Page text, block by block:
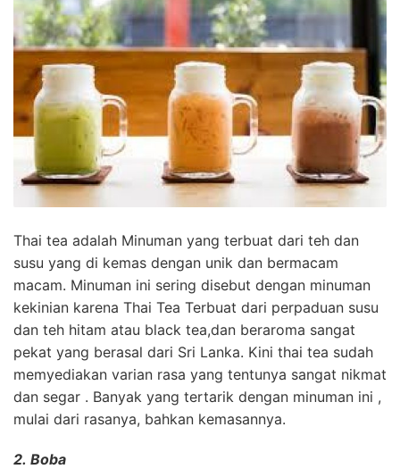
Thai tea adalah Minuman yang terbuat dari teh dan
susu yang di kemas dengan unik dan bermacam
macam. Minuman ini sering disebut dengan minuman
kekinian karena Thai Tea Terbuat dari perpaduan susu
dan teh hitam atau black tea,dan beraroma sangat
pekat yang berasal dari Sri Lanka. Kini thai tea sudah
memyediakan varian rasa yang tentunya sangat nikmat
dan segar . Banyak yang tertarik dengan minuman ini ,
mulai dari rasanya, bahkan kemasannya.
2. Boba